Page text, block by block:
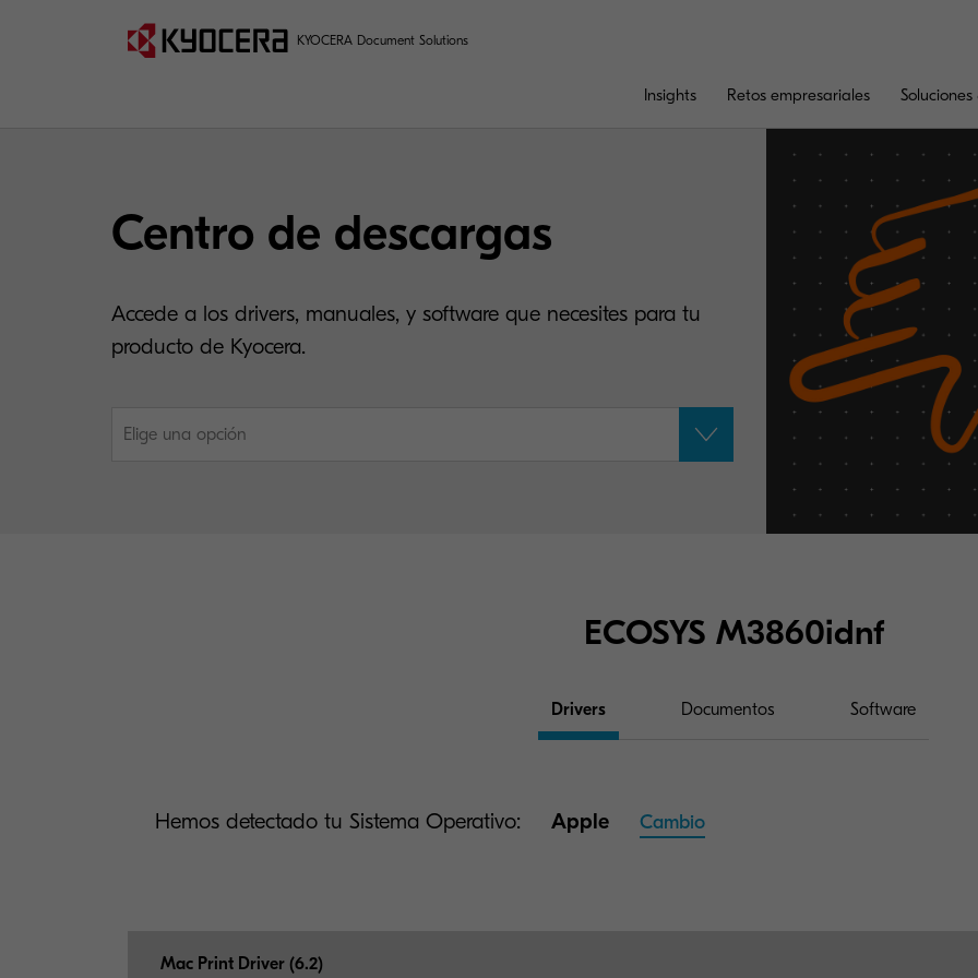
KYOCERA Document Solutions
Insights Retos empresariales Soluciones
Centro de descargas
Accede a los drivers, manuales, y software que necesites para tu
producto de Kyocera.
Elige una opción
ECOSYS M3860idnf
Drivers Documentos Software
Hemos detectado tu Sistema Operativo: Apple Cambio
Mac Print Driver (6.2)